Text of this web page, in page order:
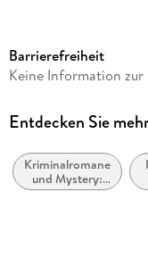
Reihe
Autor/Autorin
Verlag/Hersteller
dtv
Barrierefreiheit
Keine Information
Entdecken Sie
Kriminalromane
und Mystery:
Humor